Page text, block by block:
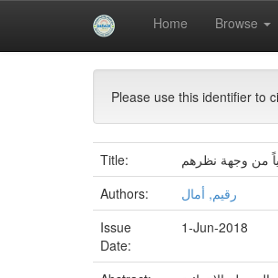
Home Browse
University of Biskra Repository
Please use this identifier to
Title:
من وجهة نظرهم
Authors:
رقيم, أمال
Issue
Date:
1-Jun-2018